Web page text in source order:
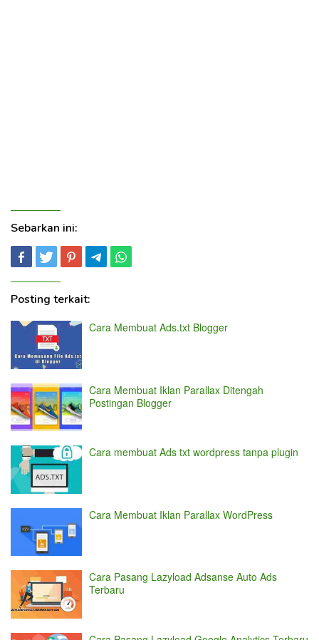
Sebarkan ini:
Posting terkait:
Cara Membuat Ads.txt Blogger
Cara Membuat Iklan Parallax Ditengah
Postingan Blogger
Cara membuat Ads txt wordpress tanpa plugin
Cara Membuat Iklan Parallax WordPress
Cara Pasang Lazyload Adsanse Auto Ads
Terbaru